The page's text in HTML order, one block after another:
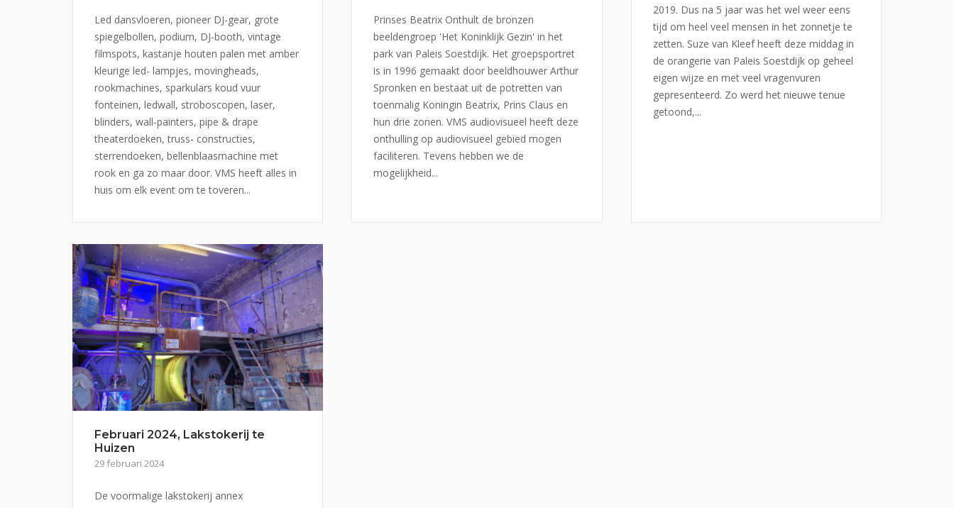
Led dansvloeren, pioneer DJ-gear, grote
spiegelbollen, podium, DJ-booth, vintage
filmspots, kastanje houten palen met amber
kleurige led- lampjes, movingheads,
rookmachines, sparkulars koud vuur
fonteinen, ledwall, stroboscopen, laser,
blinders, wall-painters, pipe & drape
theaterdoeken, truss- constructies,
sterrendoeken, bellenblaasmachine met
rook en ga zo maar door. VMS heeft alles in
huis om elk event om te toveren...
Prinses Beatrix Onthult de bronzen
beeldengroep 'Het Koninklijk Gezin' in het
park van Paleis Soestdijk. Het groepsportret
is in 1996 gemaakt door beeldhouwer Arthur
Spronken en bestaat uit de potretten van
toenmalig Koningin Beatrix, Prins Claus en
hun drie zonen. VMS audiovisueel heeft deze
onthulling op audiovisueel gebied mogen
faciliteren. Tevens hebben we de
mogelijkheid...
2019. Dus na 5 jaar was het wel weer eens
tijd om heel veel mensen in het zonnetje te
zetten. Suze van Kleef heeft deze middag in
de orangerie van Paleis Soestdijk op geheel
eigen wijze en met veel vragenvuren
gepresenteerd. Zo werd het nieuwe tenue
getoond,...
Februari 2024, Lakstokerij te
Huizen
29 februari 2024
De voormalige lakstokerij annex